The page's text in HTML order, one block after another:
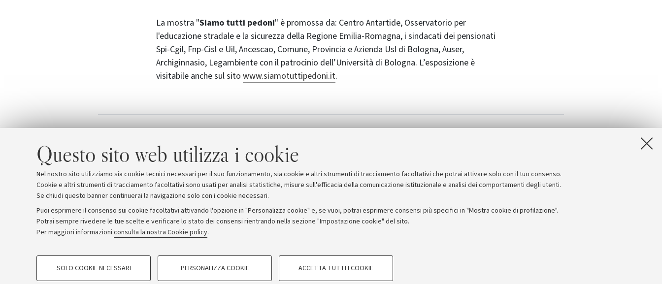
Questo sito web utilizza i cookie
Nel nostro sito utilizziamo sia cookie tecnici necessari per il suo funzionamento, sia cookie e altri strumenti di tracciamento facoltativi che potrai attivare solo con il tuo consenso.
Cookie e altri strumenti di tracciamento facoltativi sono usati per analisi statistiche, misure sull'efficacia della comunicazione istituzionale e analisi dei comportamenti degli utenti.
Se chiudi questo banner continuerai la navigazione solo con i cookie necessari.
Puoi esprimere il consenso sui cookie facoltativi attivando l'opzione in "Personalizza cookie" e, se vuoi, potrai esprimere consensi più specifici in "Mostra cookie di profilazione".
Potrai sempre rivedere le tue scelte e verificare lo stato dei consensi rientrando nella sezione "Impostazione cookie" del sito.
Per maggiori informazioni consulta la nostra Cookie policy.
COOKIE DI PROFILAZIONE - FACOLTATIVI COOKIE TECNICI - NECESSARI
SOLO COOKIE NECESSARI PERSONALIZZA COOKIE ACCETTA TUTTI I COOKIE
La mostra "Siamo tutti pedoni" è promossa da: Centro Antartide, Osservatorio per
l'educazione stradale e la sicurezza della Regione Emilia-Romagna, i sindacati dei pensionati
Spi-Cgil, Fnp-Cisl e Uil, Ancescao, Comune, Provincia e Azienda Usl di Bologna, Auser,
Archiginnasio, Legambiente con il patrocinio dell’Università di Bologna. L’esposizione è
visitabile anche sul sito www.siamotuttipedoni.it.
Allegati
Archivio Comunicati stampa Redazione Rassegna stampa
© Copyright 2026 - ALMA MATER STUDIORUM - Università di Bologna - Via Zamboni, 33 - 40126 Bologna - PI: 01131710376 - CF: 80007010376